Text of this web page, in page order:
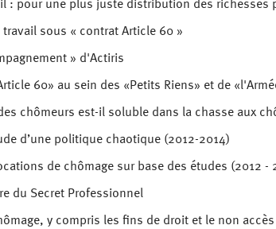
: pour une plus juste distribution des richesses
sous « contrat Article 60 »
» d'Actiris
60» au sein des «Petits Riens» et de
chômeurs est-il soluble dans la chasse aux
d’une politique chaotique (2012-2014)
de chômage sur base des études (2012 -
du Secret Professionnel
y compris les fins de droit et le non accès